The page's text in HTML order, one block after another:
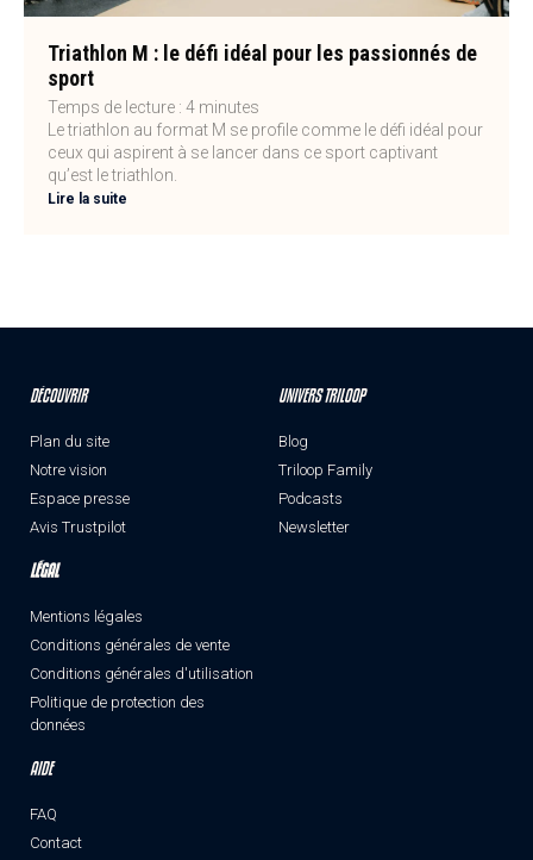
Triathlon M : le défi idéal pour les passionnés de
sport
Temps de lecture : 4 minutes
Le triathlon au format M se profile comme le défi idéal pour
ceux qui aspirent à se lancer dans ce sport captivant
qu’est le triathlon.
Lire la suite
DÉCOUVRIR
Plan du site
Notre vision
Espace presse
Avis Trustpilot
UNIVERS TRILOOP
Blog
Triloop Family
Podcasts
Newsletter
LÉGAL
Mentions légales
Conditions générales de vente
Conditions générales d'utilisation
Politique de protection des
données
AIDE
FAQ
Contact